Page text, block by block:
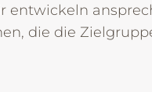
die die